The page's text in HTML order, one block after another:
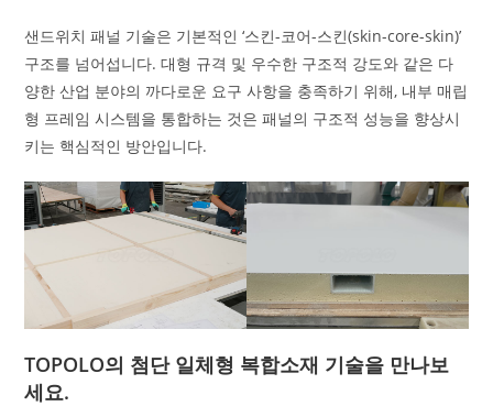
샌드위치 패널 기술은 기본적인 ‘스킨-코어-스킨(skin-core-skin)’
구조를 넘어섭니다. 대형 규격 및 우수한 구조적 강도와 같은 다
양한 산업 분야의 까다로운 요구 사항을 충족하기 위해, 내부 매립
형 프레임 시스템을 통합하는 것은 패널의 구조적 성능을 향상시
키는 핵심적인 방안입니다.
TOPOLO의 첨단 일체형 복합소재 기술을 만나보
세요.